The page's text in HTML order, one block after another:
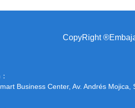
CopyRight
Business Center, Av. Andrés